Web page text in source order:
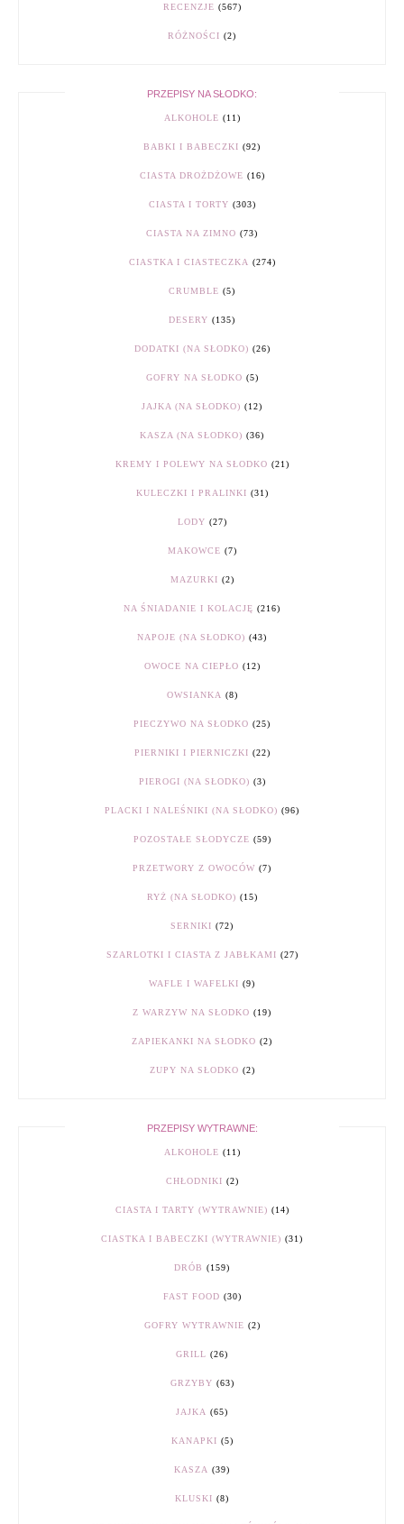
RECENZJE (567)
RÓŻNOŚCI (2)
PRZEPISY NA SŁODKO:
ALKOHOLE (11)
BABKI I BABECZKI (92)
CIASTA DROŻDŻOWE (16)
CIASTA I TORTY (303)
CIASTA NA ZIMNO (73)
CIASTKA I CIASTECZKA (274)
CRUMBLE (5)
DESERY (135)
DODATKI (NA SŁODKO) (26)
GOFRY NA SŁODKO (5)
JAJKA (NA SŁODKO) (12)
KASZA (NA SŁODKO) (36)
KREMY I POLEWY NA SŁODKO (21)
KULECZKI I PRALINKI (31)
LODY (27)
MAKOWCE (7)
MAZURKI (2)
NA ŚNIADANIE I KOLACJĘ (216)
NAPOJE (NA SŁODKO) (43)
OWOCE NA CIEPŁO (12)
OWSIANKA (8)
PIECZYWO NA SŁODKO (25)
PIERNIKI I PIERNICZKI (22)
PIEROGI (NA SŁODKO) (3)
PLACKI I NALEŚNIKI (NA SŁODKO) (96)
POZOSTAŁE SŁODYCZE (59)
PRZETWORY Z OWOCÓW (7)
RYŻ (NA SŁODKO) (15)
SERNIKI (72)
SZARLOTKI I CIASTA Z JABŁKAMI (27)
WAFLE I WAFELKI (9)
Z WARZYW NA SŁODKO (19)
ZAPIEKANKI NA SŁODKO (2)
ZUPY NA SŁODKO (2)
PRZEPISY WYTRAWNE:
ALKOHOLE (11)
CHŁODNIKI (2)
CIASTA I TARTY (WYTRAWNIE) (14)
CIASTKA I BABECZKI (WYTRAWNIE) (31)
DRÓB (159)
FAST FOOD (30)
GOFRY WYTRAWNIE (2)
GRILL (26)
GRZYBY (63)
JAJKA (65)
KANAPKI (5)
KASZA (39)
KLUSKI (8)